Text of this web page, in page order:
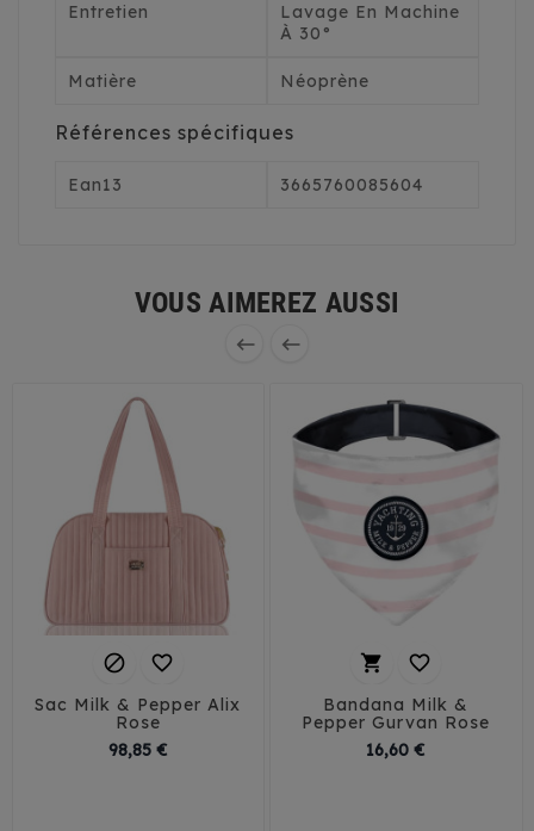
Entretien
Lavage En Machine
À 30°
Matière Néoprène
Références spécifiques
Ean13 3665760085604
VOUS AIMEREZ AUSSI
 
 
Sac Milk & Pepper Alix
Rose
98,85 €Prix
 
Bandana Milk &
Pepper Gurvan Rose
16,60 €